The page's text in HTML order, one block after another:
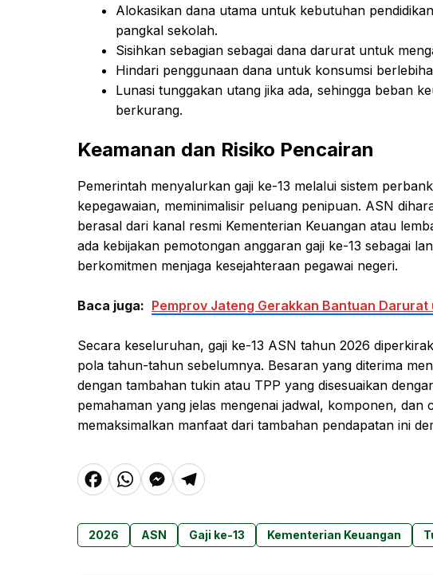
Alokasikan dana utama untuk kebutuhan
pangkal sekolah.
Sisihkan sebagian sebagai dana darurat untuk
Hindari penggunaan dana untuk konsumsi
Lunasi tunggakan utang jika ada, sehingga beban
berkurang.
Keamanan dan Risiko Pencairan
Pemerintah menyalurkan gaji ke-13 melalui sistem
kepegawaian, meminimalisir peluang penipuan. ASN
berasal dari kanal resmi Kementerian Keuangan atau
ada kebijakan pemotongan anggaran gaji ke-13 sebagai
berkomitmen menjaga kesejahteraan pegawai negeri.
Baca juga: Pemprov Jateng Gerakkan Bantuan Darurat
Secara keseluruhan, gaji ke-13 ASN tahun 2026
pola tahun-tahun sebelumnya. Besaran yang diterima
dengan tambahan tukin atau TPP yang disesuaikan
pemahaman yang jelas mengenai jadwal, komponen,
memaksimalkan manfaat dari tambahan pendapatan ini
F
a
c
e
W
h
at
s
M
e
s
s
T
el
e
g
2026 ASN Gaji ke-13 Kementerian Keuangan